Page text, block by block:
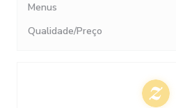
Menus
Qualidade/Preço